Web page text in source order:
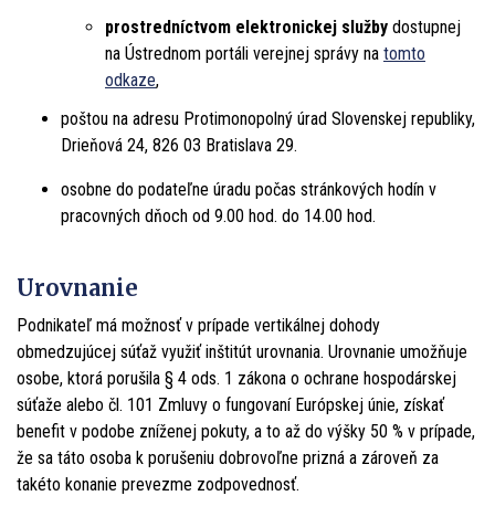
prostredníctvom elektronickej služby dostupnej
na Ústrednom portáli verejnej správy na tomto
odkaze,
poštou na adresu Protimonopolný úrad Slovenskej republiky,
Drieňová 24, 826 03 Bratislava 29.
osobne do podateľne úradu počas stránkových hodín v
pracovných dňoch od 9.00 hod. do 14.00 hod.
Urovnanie
Podnikateľ má možnosť v prípade vertikálnej dohody
obmedzujúcej súťaž využiť inštitút urovnania. Urovnanie umožňuje
osobe, ktorá porušila § 4 ods. 1 zákona o ochrane hospodárskej
súťaže alebo čl. 101 Zmluvy o fungovaní Európskej únie, získať
benefit v podobe zníženej pokuty, a to až do výšky 50 % v prípade,
že sa táto osoba k porušeniu dobrovoľne prizná a zároveň za
takéto konanie prevezme zodpovednosť.